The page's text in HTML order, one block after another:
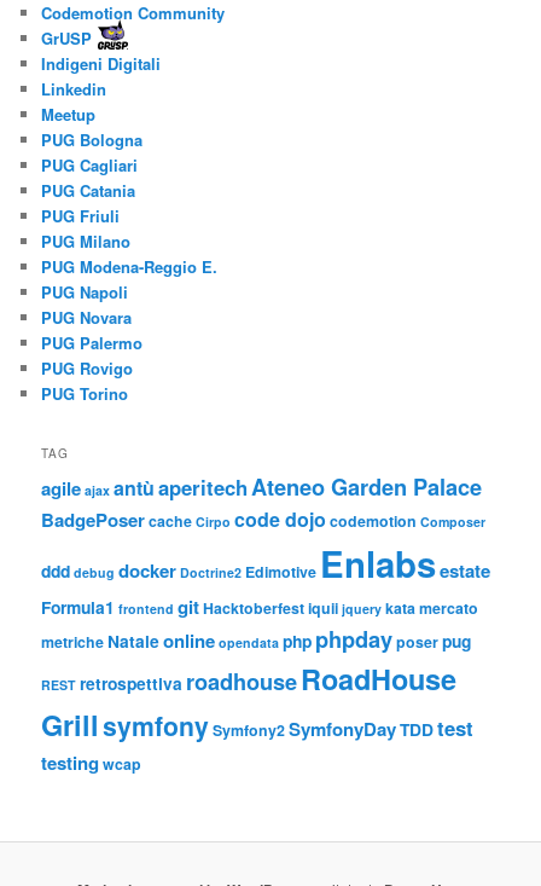
Codemotion Community
GrUSP
Indigeni Digitali
Linkedin
Meetup
PUG Bologna
PUG Cagliari
PUG Catania
PUG Friuli
PUG Milano
PUG Modena-Reggio E.
PUG Napoli
PUG Novara
PUG Palermo
PUG Rovigo
PUG Torino
TAG
agile ajax antùaperitechAteneo Garden Palace
BadgePosercache Cirpo code dojo codemotion Composer
ddd debug docker Doctrine2 Edimotive Enlabsestate
Formula1 frontend gitHacktoberfestiquii jquery katamercato
metriche Nataleonline opendata php phpdayposerpug
REST retrospettiva roadhouseRoadHouse
GrillsymfonySymfony2SymfonyDayTDDtest
testingwcap